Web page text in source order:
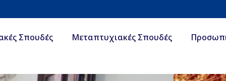
Σπουδές Μεταπτυχιακές Σπουδές